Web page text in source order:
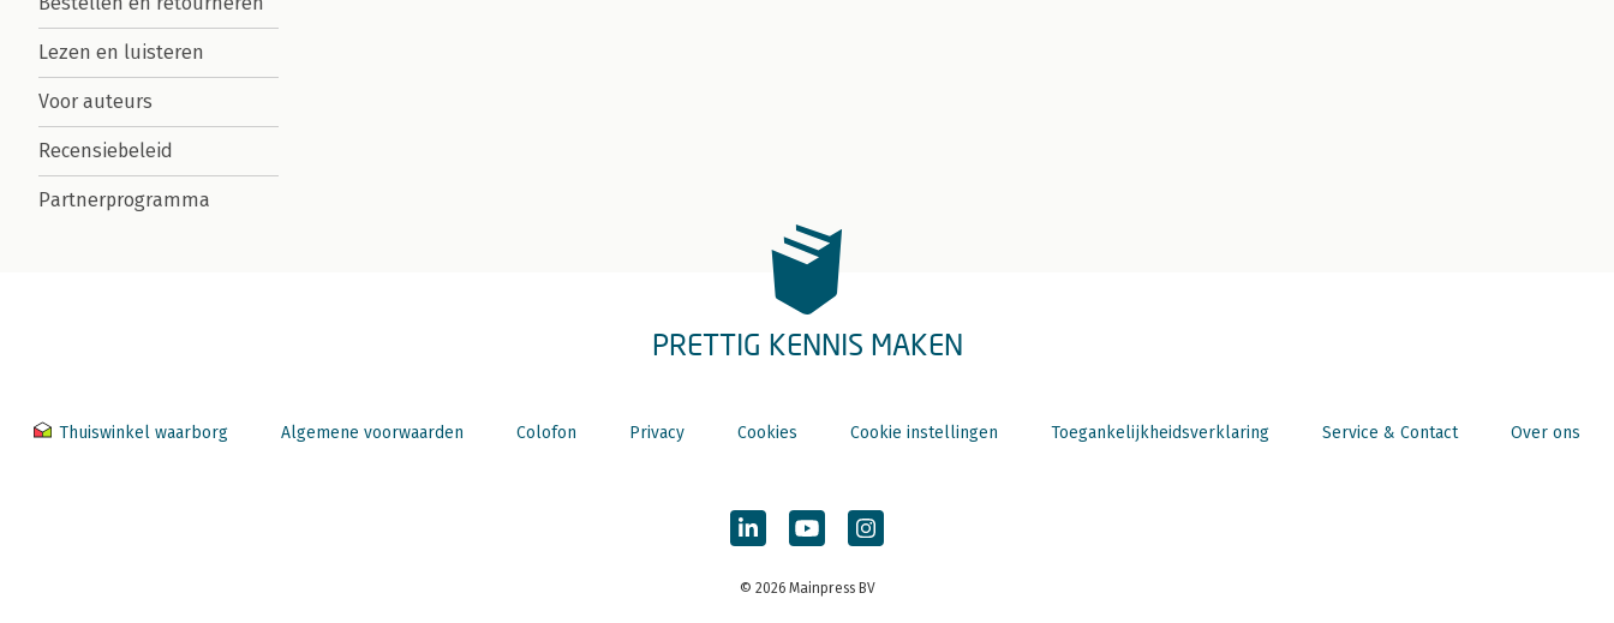
Lezen en luisteren
Voor auteurs
Recensiebeleid
Partnerprogramma
PRETTIG KENNIS MAKEN
Thuiswinkel waarborg Algemene voorwaarden Colofon Privacy Cookies Cookie instellingen Toegankelijkheidsverklaring Service & Contact Over ons
© 2026 Mainpress BV